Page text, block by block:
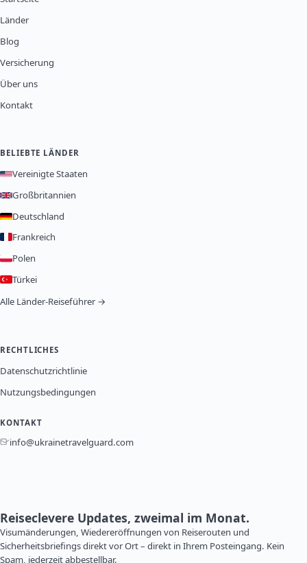
Länder
Blog
Versicherung
Über uns
Kontakt
BELIEBTE LÄNDER
Vereinigte Staaten
Großbritannien
Deutschland
Frankreich
Polen
Türkei
Alle Länder-Reiseführer →
RECHTLICHES
Datenschutzrichtlinie
Nutzungsbedingungen
KONTAKT
info@ukrainetravelguard.com
Reiseclevere Updates, zweimal im Monat.
Visumänderungen, Wiedereröffnungen von Reiserouten und
Sicherheitsbriefings direkt vor Ort – direkt in Ihrem Posteingang. Kein
Spam, jederzeit abbestellbar.